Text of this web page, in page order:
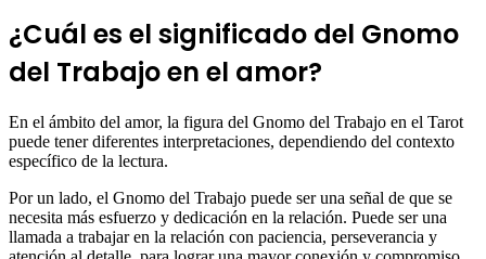
¿Cuál es el significado del Gnomo
del Trabajo en el amor?
En el ámbito del amor, la figura del Gnomo del Trabajo en el Tarot
puede tener diferentes interpretaciones, dependiendo del contexto
específico de la lectura.
Por un lado, el Gnomo del Trabajo puede ser una señal de que se
necesita más esfuerzo y dedicación en la relación. Puede ser una
llamada a trabajar en la relación con paciencia, perseverancia y